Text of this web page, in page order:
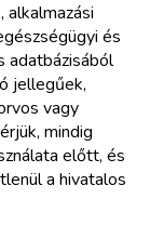
és
adatbázisából
jellegűek,
vagy
mindig
előtt, és
a hivatalos